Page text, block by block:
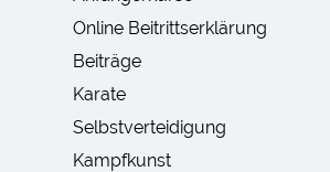
Online Beitrittserklärung
Beiträge
Karate
Selbstverteidigung
Kampfkunst